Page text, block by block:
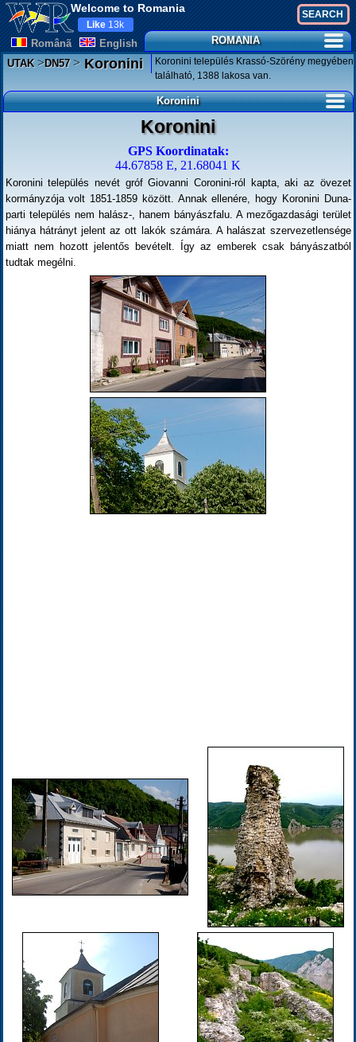
Welcome to Romania
Românã English
Like 13k
ROMANIA
UTAK>DN57>Koronini
Koronini település Krassó-Szörény megyében
található, 1388 lakosa van.
Koronini
Koronini
GPS Koordinatak:
44.67858 E, 21.68041 K
Koronini település nevét gróf Giovanni Coronini-ról kapta, aki az övezet
kormányzója volt 1851-1859 között. Annak ellenére, hogy Koronini Duna-
parti település nem halász-, hanem bányászfalu. A mezőgazdasági terület
hiánya hátrányt jelent az ott lakók számára. A halászat szervezetlensége
miatt nem hozott jelentős bevételt. Így az emberek csak bányászatból
tudtak megélni.